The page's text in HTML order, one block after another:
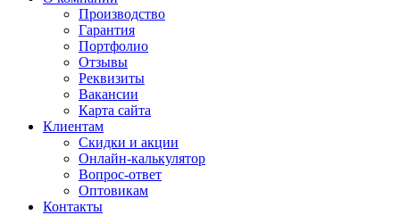
Производство
Гарантия
Портфолио
Отзывы
Реквизиты
Вакансии
Карта сайта
Клиентам
Скидки и акции
Онлайн-калькулятор
Вопрос-ответ
Оптовикам
Контакты